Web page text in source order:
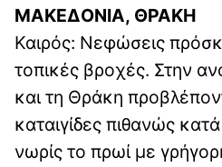
ΜΑΚΕΔΟΝΙΑ, ΘΡΑΚΗ
Καιρός: Νεφώσεις
τοπικές βροχές. Στην
και τη Θράκη
καταιγίδες πιθανώς
νωρίς το πρωί με